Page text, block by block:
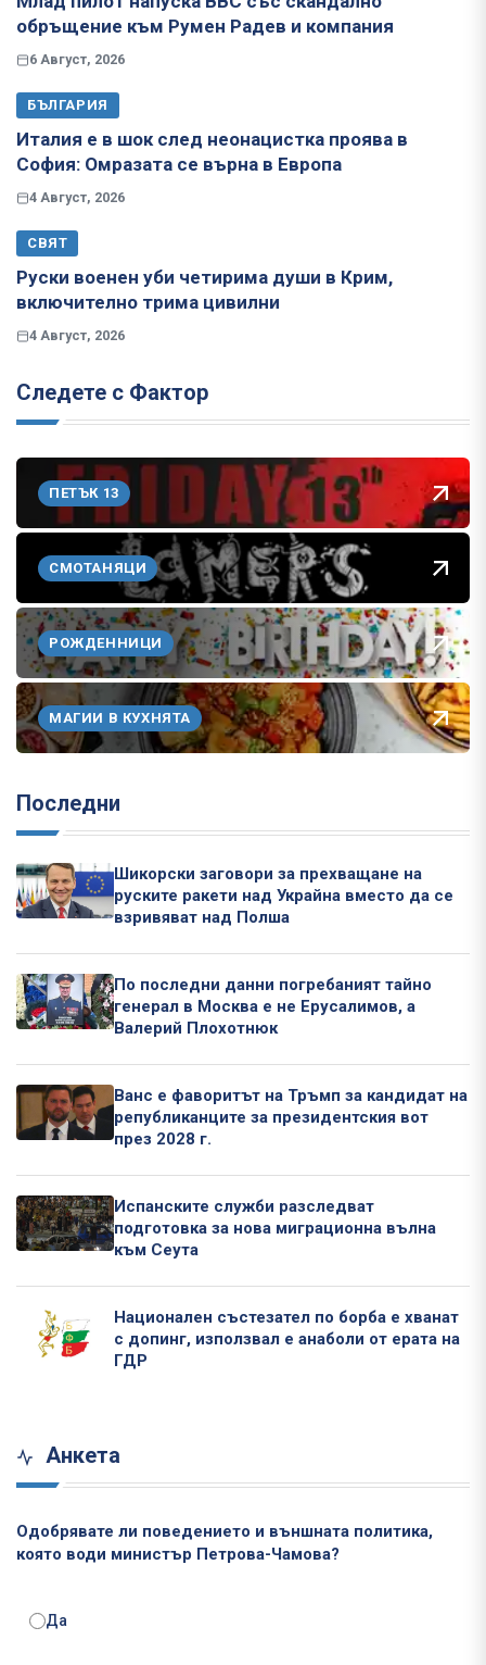
обръщение към Румен Радев и компания
6 Август, 2026
БЪЛГАРИЯ
Италия е в шок след неонацистка проява в
София: Омразата се върна в Европа
4 Август, 2026
СВЯТ
Руски военен уби четирима души в Крим,
включително трима цивилни
4 Август, 2026
Следете с Фактор
ПЕТЪК 13
СМОТАНЯЦИ
РОЖДЕННИЦИ
МАГИИ В КУХНЯТА
Последни
Шикорски заговори за прехващане на
руските ракети над Украйна вместо да се
взривяват над Полша
По последни данни погребаният тайно
генерал в Москва е не Ерусалимов, а
Валерий Плохотнюк
Ванс е фаворитът на Тръмп за кандидат на
републиканците за президентския вот
през 2028 г.
Испанските служби разследват
подготовка за нова миграционна вълна
към Сеута
Национален състезател по борба е хванат
с допинг, използвал е анаболи от ерата на
ГДР
Анкета
Одобрявате ли поведението и външната политика,
която води министър Петрова-Чамова?
Да